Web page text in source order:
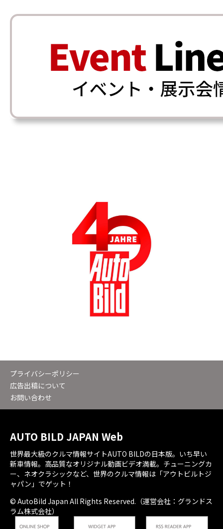
プライバシーポリシー
広告出稿について
お問い合わせ
AUTO BILD JAPAN Web
世界最大級のクルマ情報サイトAUTO BILDの日本版。いち早い
新車情報。高品質なオリジナル動画ビデオ満載。チューニングカ
ー、ネオクラシックなど、世界のクルマ情報は「アウトビルトジ
ャパン」でゲット！
© AutoBild Japan All Rights Reserved.（運営会社：グランドス
ラム株式会社）